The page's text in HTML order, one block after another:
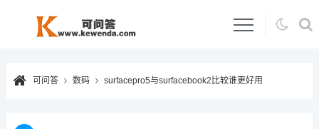
可问答 数码 surfacepro5与surfacebook2比较谁更好用